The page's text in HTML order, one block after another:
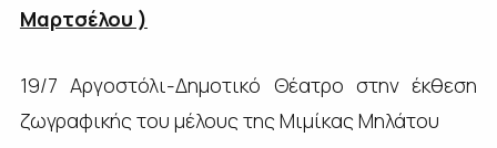
Μαρτσέλου )
19/7 Αργοστόλι-Δημοτικό Θέατρο στην έκθεση
ζωγραφικής του μέλους της Μιμίκας Μηλάτου